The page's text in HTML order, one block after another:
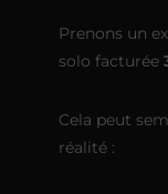
Prenons un
solo facturée
Cela peut
réalité :